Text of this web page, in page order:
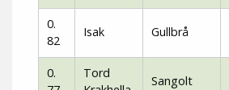
0.
82
Isak Gullbrå
0.
Tord
Sangolt